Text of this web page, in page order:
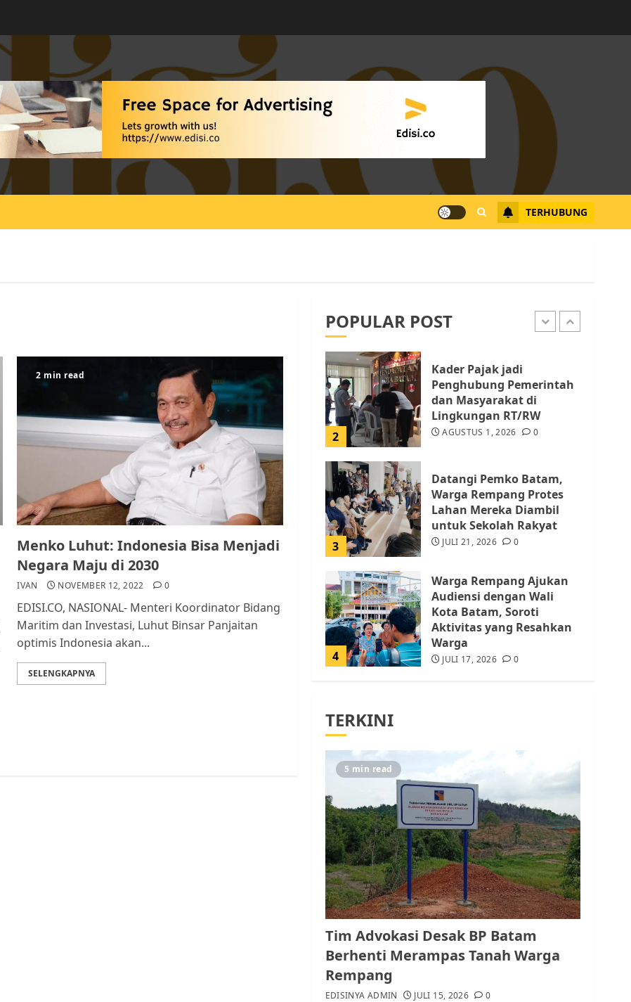
TERHUBUNG
2 min read
Menko Luhut: Indonesia Bisa Menjadi
Negara Maju di 2030
IVAN NOVEMBER 12, 2022 0
EDISI.CO, NASIONAL- Menteri Koordinator Bidang
Maritim dan Investasi, Luhut Binsar Panjaitan
optimis Indonesia akan...
SELENGKAPNYA
POPULAR POST
Warga Rempang Ajukan
Kota Batam, Soroti
Aktivitas yang Resahkan
0
Batam Berhenti
Merampas Tanah Warga
Rempang
JULI 15, 2026
1 AGUSTUS 1, 2026
2
Kader Pajak jadi
Penghubung Pemerintah
dan Masyarakat di
Lingkungan RT/RW
AGUSTUS 1, 2026 0
3
Datangi Pemko Batam,
Warga Rempang Protes
Lahan Mereka Diambil
untuk Sekolah Rakyat
JULI 21, 2026 0
4
Warga Rempang Ajukan
Audiensi dengan Wali
Kota Batam, Soroti
Aktivitas yang Resahkan
Warga
JULI 17, 2026 0
5 JULI 15, 2026
1
Pemko Batam Tegaskan
RT dan RW bukan Petugas
Pendataan dan
Pemungutan Pajak
AGUSTUS 1, 2026 0
2
Kader Pajak jadi
Penghubung Pemerintah
dan Masyarakat di
Lingkungan RT/RW
TERKINI
5 min read
Tim Advokasi Desak BP Batam
Berhenti Merampas Tanah Warga
Rempang
EDISINYA ADMIN JULI 15, 2026 0